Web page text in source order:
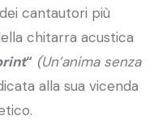
cantautori più
chitarra acustica
“ (Un’anima senza
alla sua vicenda